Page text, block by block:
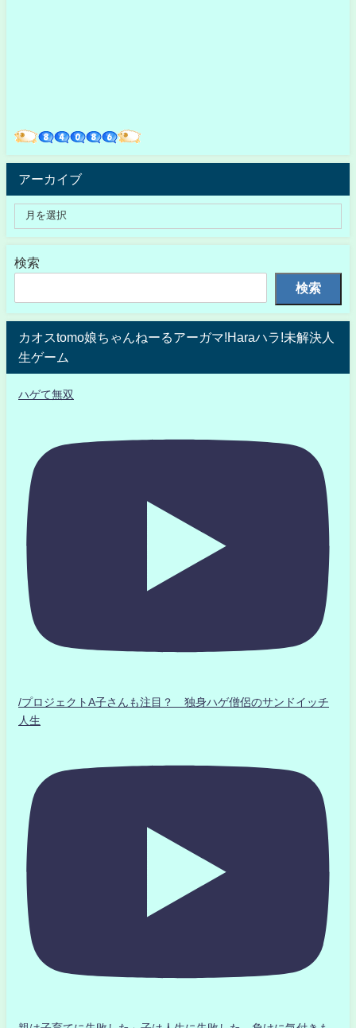
アーカイブ
検索
検索
カオスtomo娘ちゃんねーるアーガマ!Haraハラ!未解決人
生ゲーム
ハゲて無双
/プロジェクトA子さんも注目？ 独身ハゲ僧侶のサンドイッチ
人生